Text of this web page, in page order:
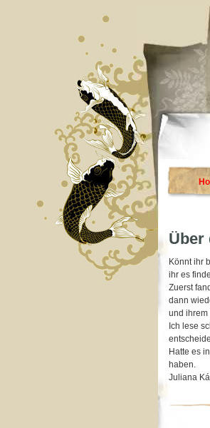
Über
Könnt ihr
ihr es
Zuerst
dann
und ihrem
Ich lese
Hatte es
haben.
Juliana